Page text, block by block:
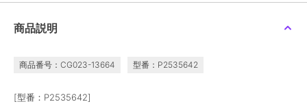
商品説明
商品番号：CG023-13664 型番：P2535642
[型番：P2535642]